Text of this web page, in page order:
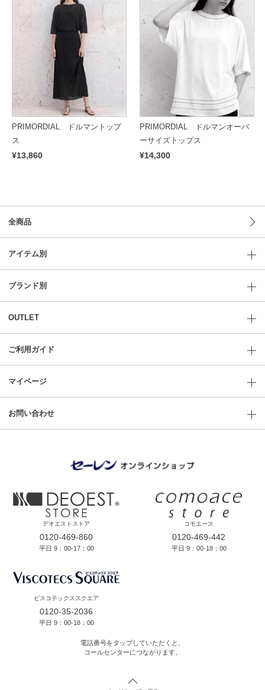
PRIMORDIAL ドルマントップ
ス
¥13,860
PRIMORDIAL ドルマンオーバ
ーサイズトップス
¥14,300
全商品
アイテム別
ブランド別
OUTLET
ご利用ガイド
マイページ
お問い合わせ
デオエストストア
0120-469-860
平日 9：00-17：00
コモエース
0120-469-442
平日 9：00-18：00
ビスコテックススクエア
0120-35-2036
平日 9：00-18：00
電話番号をタップしていただくと、
コールセンターにつながります。